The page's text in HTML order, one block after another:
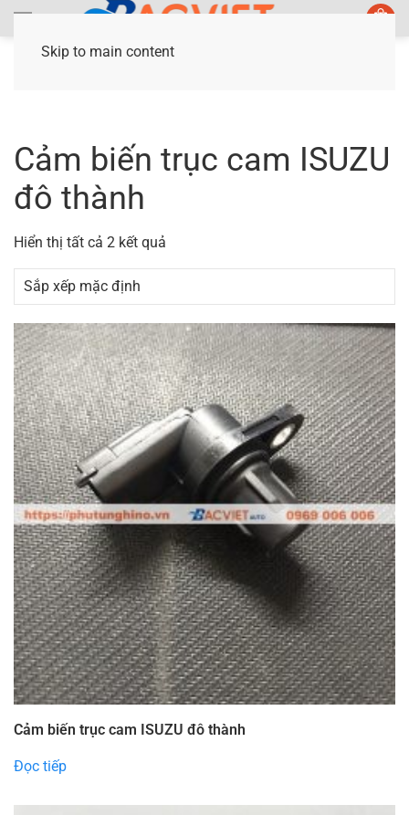
Skip to main content
Cảm biến trục cam ISUZU
đô thành
Hiển thị tất cả 2 kết quả
Cảm biến trục cam ISUZU đô thành
Đọc tiếp